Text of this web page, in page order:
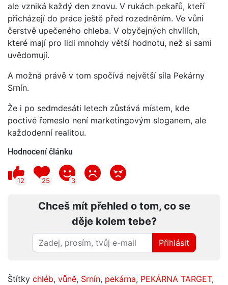
ale vzniká každý den znovu. V rukách pekařů, kteří
přicházejí do práce ještě před rozedněním. Ve vůni
čerstvě upečeného chleba. V obyčejných chvílích,
které mají pro lidi mnohdy větší hodnotu, než si sami
uvědomují.
A možná právě v tom spočívá největší síla Pekárny
Srnín.
Že i po sedmdesáti letech zůstává místem, kde
poctivé řemeslo není marketingovým sloganem, ale
každodenní realitou.
Hodnocení článku
12 25 3
Chceš mít přehled o tom, co se
děje kolem tebe?
Přihlásit
Štítky chléb, vůně, Srnín, pekárna, PEKÁRNA TARGET,